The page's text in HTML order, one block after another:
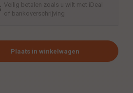
Veilig betalen zoals u wilt met iDeal
of bankoverschrijving
Plaats in winkelwagen